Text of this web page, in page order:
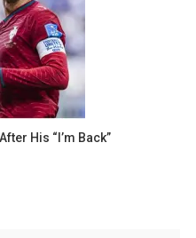
His “I’m Back”